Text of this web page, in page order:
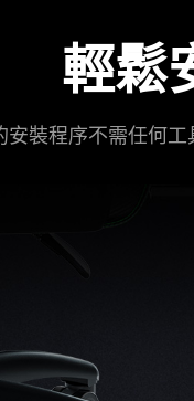
輕鬆
安裝程序不需任何